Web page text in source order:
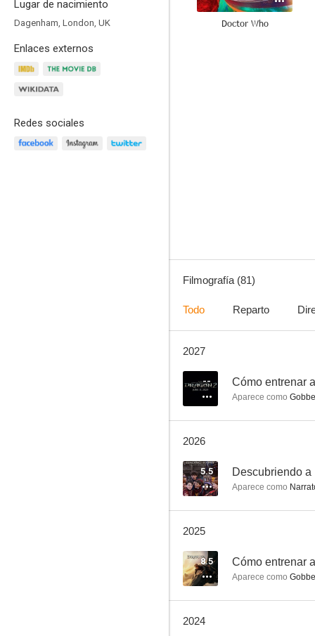
Lugar de nacimiento
Dagenham, London, UK
Enlaces externos
Redes sociales
Doctor Who
7.6
Filmografía (81)
Todo Reparto
2027
-- Cómo entrenar
Aparece como
2026
5.5
Aparece como
2025
8.5 Cómo entrenar
Aparece como
2024